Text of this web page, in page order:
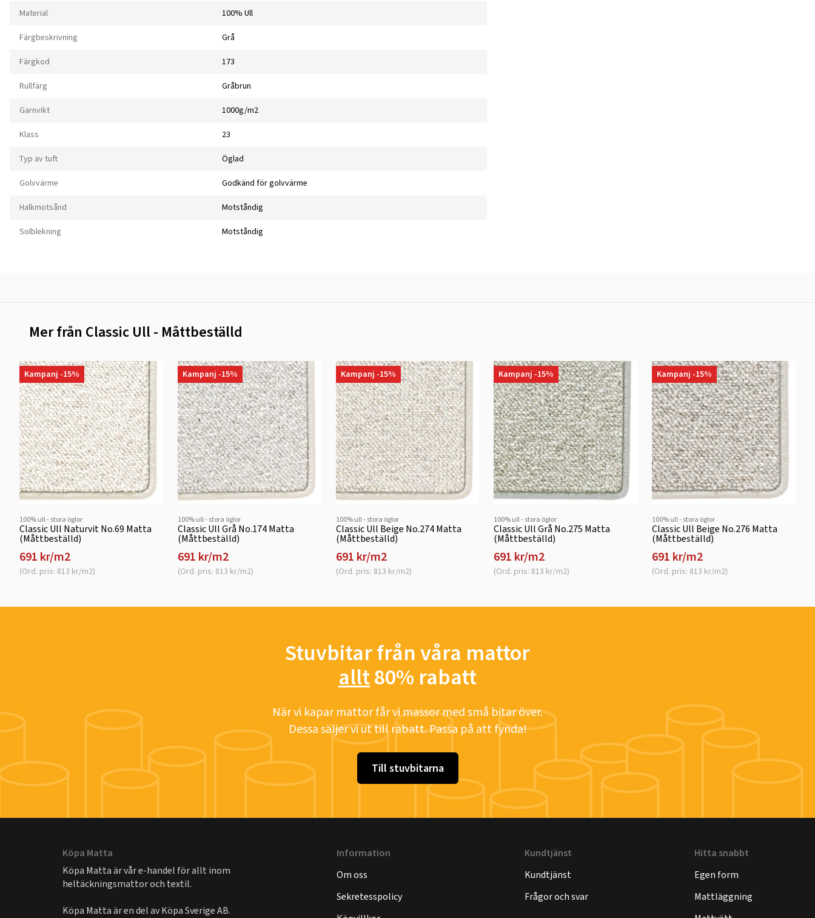
Material 100% Ull
Färgbeskrivning Grå
Färgkod 173
Rullfärg Gråbrun
Garnvikt 1000g/m2
Klass 23
Typ av tuft Öglad
Golvvärme Godkänd för golvvärme
Halkmotsånd Motståndig
Solblekning Motståndig
Mer från Classic Ull - Måttbeställd
Kampanj -15%
100% ull - stora öglor
Classic Ull Naturvit No.69 Matta
(Måttbeställd)
691 kr/m2
(Ord. pris: 813 kr/m2)
Kampanj -15%
100% ull - stora öglor
Classic Ull Grå No.174 Matta
(Måttbeställd)
691 kr/m2
(Ord. pris: 813 kr/m2)
Kampanj -15%
100% ull - stora öglor
Classic Ull Beige No.274 Matta
(Måttbeställd)
691 kr/m2
(Ord. pris: 813 kr/m2)
Kampanj -15%
100% ull - stora öglor
Classic Ull Grå No.275 Matta
(Måttbeställd)
691 kr/m2
(Ord. pris: 813 kr/m2)
Kampanj -15%
100% ull - stora öglor
Classic Ull Beige No.276 Matta
(Måttbeställd)
691 kr/m2
(Ord. pris: 813 kr/m2)
Stuvbitar från våra mattor
allt80% rabatt
När vi kapar mattor får vi massor med små bitar över.
Dessa säljer vi ut till rabatt. Passa på att fynda!
Till stuvbitarna
Köpa Matta
Köpa Matta är vår e-handel för allt inom
heltäckningsmattor och textil.
Köpa Matta är en del avKöpa Sverige AB.
Information
Om oss
Sekretesspolicy
Kundtjänst
Kundtjänst
Frågor och svar
Hitta snabbt
Egen form
Mattläggning